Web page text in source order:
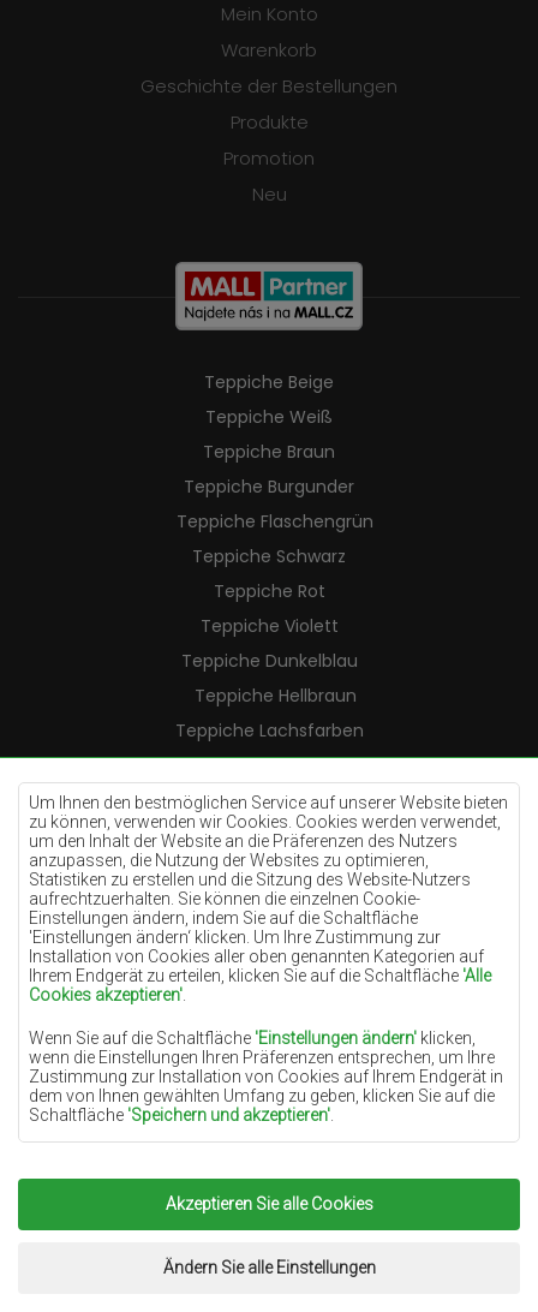
Um Ihnen den bestmöglichen Service auf unserer Website bieten
zu können, verwenden wir Cookies. Cookies werden verwendet,
um den Inhalt der Website an die Präferenzen des Nutzers
anzupassen, die Nutzung der Websites zu optimieren,
Statistiken zu erstellen und die Sitzung des Website-Nutzers
aufrechtzuerhalten. Sie können die einzelnen Cookie-
Einstellungen ändern, indem Sie auf die Schaltfläche
'Einstellungen ändern‘ klicken. Um Ihre Zustimmung zur
Installation von Cookies aller oben genannten Kategorien auf
Ihrem Endgerät zu erteilen, klicken Sie auf die Schaltfläche 'Alle
Cookies akzeptieren'
Wenn Sie auf die Schaltfläche 'Einstellungen ändern' klicken,
wenn die Einstellungen Ihren Präferenzen entsprechen, um Ihre
Zustimmung zur Installation von Cookies auf Ihrem Endgerät in
dem von Ihnen gewählten Umfang zu geben, klicken Sie auf die
Schaltfläche 'Speichern und akzeptieren'
Grundlage für die Verarbeitung das berechtigte Interesse des
Datenverwalters (TEPPICHECHEMEX) oder Dritter in Form der
Bereitstellung qualitativ hochwertiger Dienste auf unserer
Website und der Marketingaktivitäten des Datenverwalters und
seiner vertrauenswürdigen Partner.
Akzeptieren Sie alle Cookies
Ändern Sie alle Einstellungen
Mein Konto
Warenkorb
Geschichte der Bestellungen
Produkte
Promotion
Neu
Teppiche Beige
Teppiche Weiß
Teppiche Braun
Teppiche Burgunder
Teppiche Flaschengrün
Teppiche Schwarz
Teppiche Rot
Teppiche Violett
Teppiche Dunkelblau
Teppiche Hellbraun
Teppiche Lachsfarben
Teppiche Cremefarben
Teppiche Lilac
Teppiche Gelb
Teppiche Pfefferminz
Teppiche Blau
Teppiche Orange
Teppiche Rosa
Teppiche Terrakotte
Teppiche Grün
Teppiche Golden
Copyright 2022Teppiche Chemex.Alle Rechte
Umsetzung:www.dimax.pl